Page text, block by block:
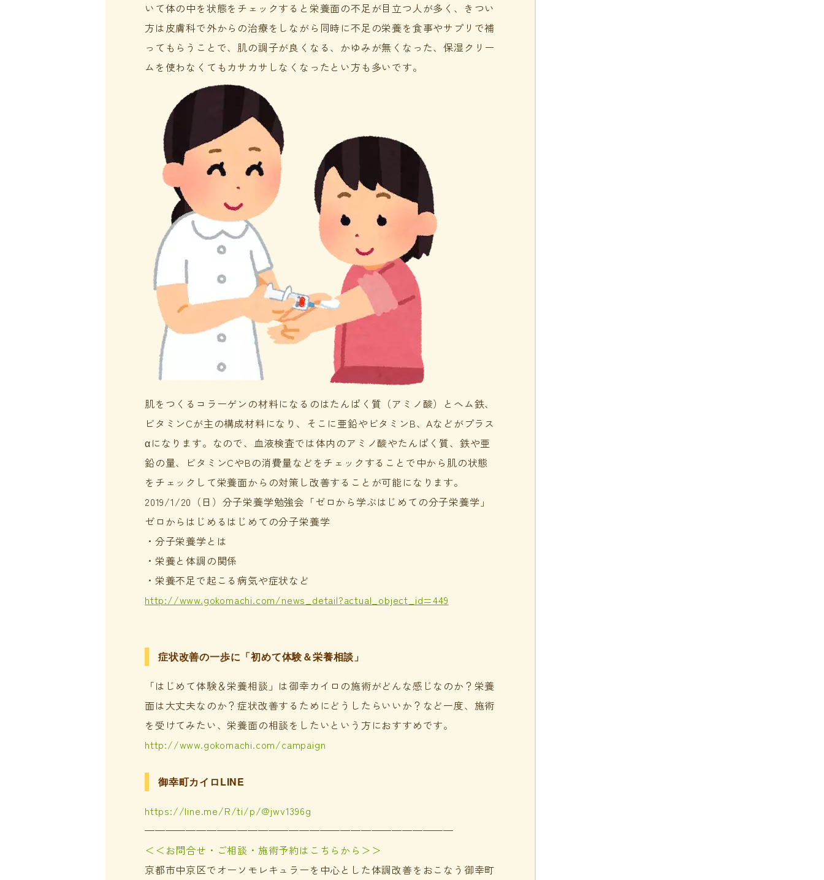
いて体の中を状態をチェックすると栄養面の不足が目立つ人が多く、きつい
方は皮膚科で外からの治療をしながら同時に不足の栄養を食事やサプリで補
ってもらうことで、肌の調子が良くなる、かゆみが無くなった、保湿クリー
ムを使わなくてもカサカサしなくなったとい方も多いです。
肌をつくるコラーゲンの材料になるのはたんぱく質（アミノ酸）とヘム鉄、
ビタミンCが主の構成材料になり、そこに亜鉛やビタミンB、Aなどがプラス
αになります。なので、血液検査では体内のアミノ酸やたんぱく質、鉄や亜
鉛の量、ビタミンCやBの消費量などをチェックすることで中から肌の状態
をチェックして栄養面からの対策し改善することが可能になります。
2019/1/20（日）分子栄養学勉強会「ゼロから学ぶはじめての分子栄養学」
ゼロからはじめるはじめての分子栄養学
・分子栄養学とは
・栄養と体調の関係
・栄養不足で起こる病気や症状など
http://www.gokomachi.com/news_detail?actual_object_id=449
症状改善の一歩に「初めて体験＆栄養相談」
「はじめて体験＆栄養相談」は御幸カイロの施術がどんな感じなのか？栄養
面は大丈夫なのか？症状改善するためにどうしたらいいか？など一度、施術
を受けてみたい、栄養面の相談をしたいという方におすすめです。
http://www.gokomachi.com/campaign
御幸町カイロLINE
https://line.me/R/ti/p/@jwv1396g
——————————————————————————————
＜＜お問合せ・ご相談・施術予約はこちらから＞＞
京都市中京区でオーソモレキュラーを中心とした体調改善をおこなう御幸町